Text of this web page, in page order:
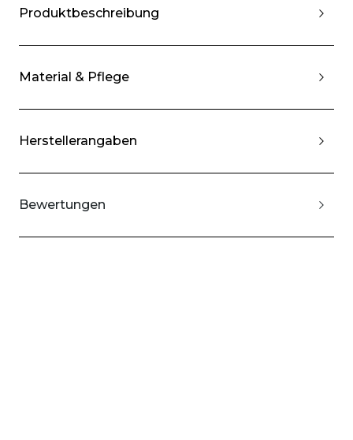
Produktbeschreibung
Material & Pflege
Herstellerangaben
Bewertungen